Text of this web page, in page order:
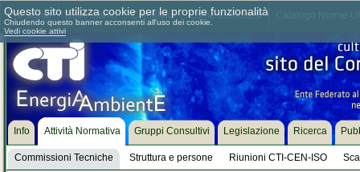
Chi siamo Dove siamo Contattaci Come associarsi
Info Attività Normativa
Commissioni Tecniche Struttura e persone Riunioni CTI-CEN-ISO
Gruppi Consultivi Legislazione Ricerca
Questo sito utilizza cookie per le proprie funzionalità
Chiudendo questo banner acconsenti all'uso dei cookie.
Vedi cookie attivi